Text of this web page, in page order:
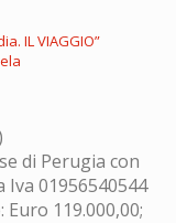
IL VIAGGIO”
di Perugia con
01956540544
119.000,00;